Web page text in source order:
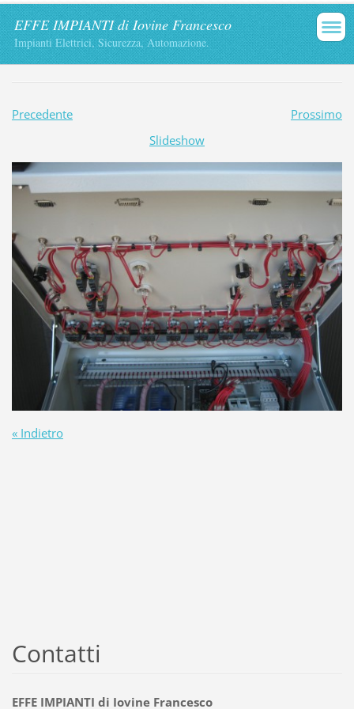
EFFE IMPIANTI di Iovine Francesco
Impianti Elettrici, Sicurezza, Automazione.
Precedente
Prossimo
Slideshow
« Indietro
Contatti
EFFE IMPIANTI di Iovine Francesco